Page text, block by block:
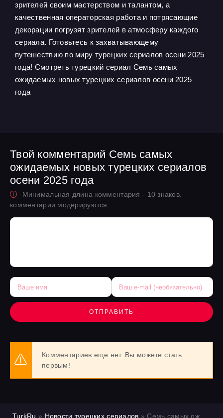
зрителей своим мастерством и талантом, а
качественная операторская работа и потрясающие
декорации погрузят зрителей в атмосферу каждого
сериала. Готовьтесь к захватывающему
путешествию по миру турецких сериалов осени 2025
года! Смотреть турецкий сериал Семь самых
ожидаемых новых турецких сериалов осени 2025
года
Твой комментарий Семь самых
ожидаемых новых турецких сериалов
осени 2025 года
Минимальная длина комментария - 10 знаков.
комментарии модерируются
ОТПРАВИТЬ
Комментариев еще нет. Вы можете стать
первым!
TurkRu » Новости турецких сериалов » Семь самых ожидаемых новых турецких сериалов осени 2025 года